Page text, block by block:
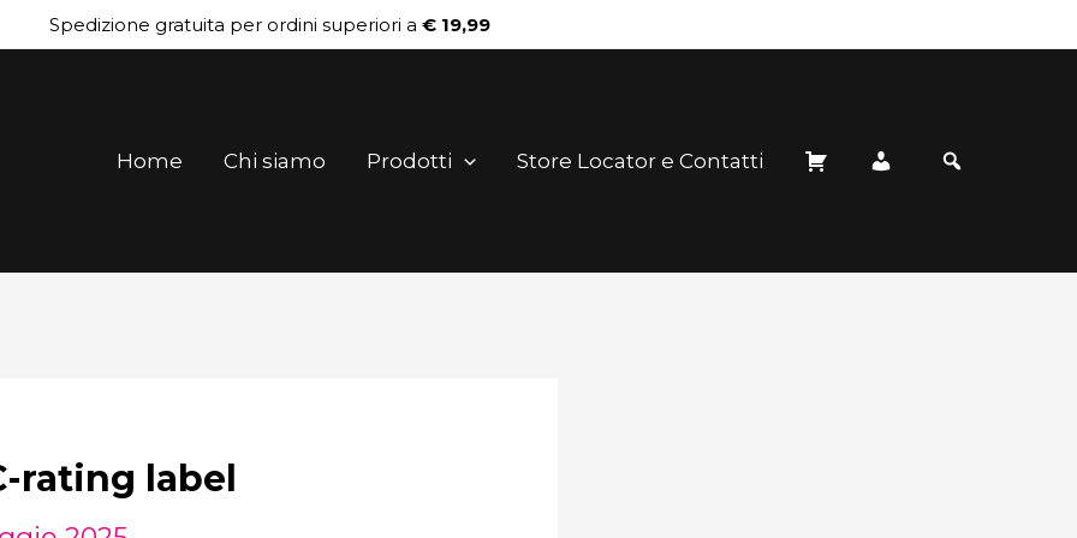
Spedizione gratuita per ordini superiori a € 19,99
Home Chi siamo Prodotti Store Locator e Contatti
rating label